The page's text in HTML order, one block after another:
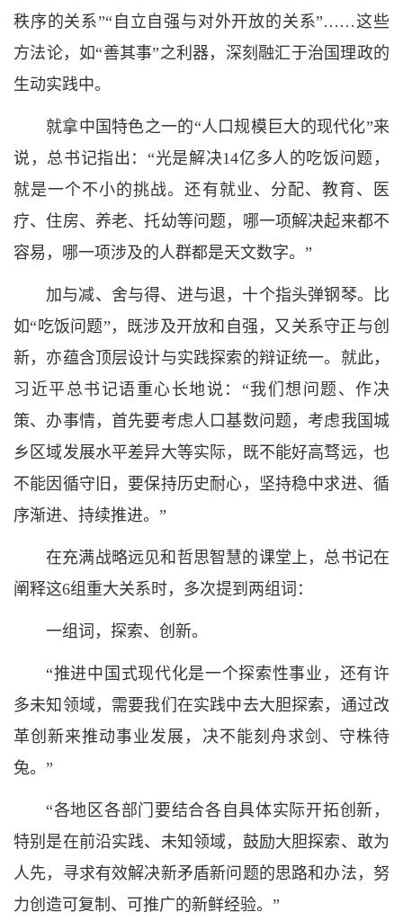
秩序的关系”“自立自强与对外开放的关系”……这些
方法论，如“善其事”之利器，深刻融汇于治国理政的
生动实践中。
就拿中国特色之一的“人口规模巨大的现代化”来
说，总书记指出：“光是解决14亿多人的吃饭问题，
就是一个不小的挑战。还有就业、分配、教育、医
疗、住房、养老、托幼等问题，哪一项解决起来都不
容易，哪一项涉及的人群都是天文数字。”
加与减、舍与得、进与退，十个指头弹钢琴。比
如“吃饭问题”，既涉及开放和自强，又关系守正与创
新，亦蕴含顶层设计与实践探索的辩证统一。就此，
习近平总书记语重心长地说：“我们想问题、作决
策、办事情，首先要考虑人口基数问题，考虑我国城
乡区域发展水平差异大等实际，既不能好高骛远，也
不能因循守旧，要保持历史耐心，坚持稳中求进、循
序渐进、持续推进。”
在充满战略远见和哲思智慧的课堂上，总书记在
阐释这6组重大关系时，多次提到两组词：
一组词，探索、创新。
“推进中国式现代化是一个探索性事业，还有许
多未知领域，需要我们在实践中去大胆探索，通过改
革创新来推动事业发展，决不能刻舟求剑、守株待
兔。”
“各地区各部门要结合各自具体实际开拓创新，
特别是在前沿实践、未知领域，鼓励大胆探索、敢为
人先，寻求有效解决新矛盾新问题的思路和办法，努
力创造可复制、可推广的新鲜经验。”